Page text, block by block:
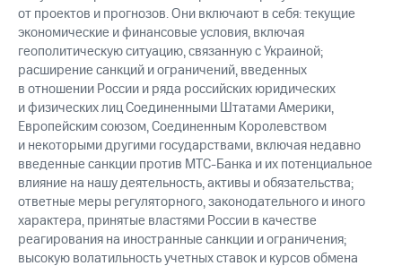
от проектов и прогнозов. Они включают в себя: текущие
экономические и финансовые условия, включая
геополитическую ситуацию, связанную с Украиной;
расширение санкций и ограничений, введенных
в отношении России и ряда российских юридических
и физических лиц Соединенными Штатами Америки,
Европейским союзом, Соединенным Королевством
и некоторыми другими государствами, включая недавно
введенные санкции против МТС-Банка и их потенциальное
влияние на нашу деятельность, активы и обязательства;
ответные меры регуляторного, законодательного и иного
характера, принятые властями России в качестве
реагирования на иностранные санкции и ограничения;
высокую волатильность учетных ставок и курсов обмена